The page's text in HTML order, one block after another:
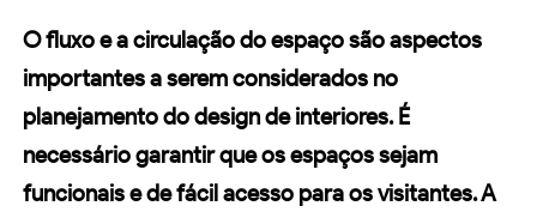
O fluxo e a circulação do espaço são aspectos
importantes a serem considerados no
planejamento do design de interiores. É
necessário garantir que os espaços sejam
funcionais e de fácil acesso para os visitantes. A